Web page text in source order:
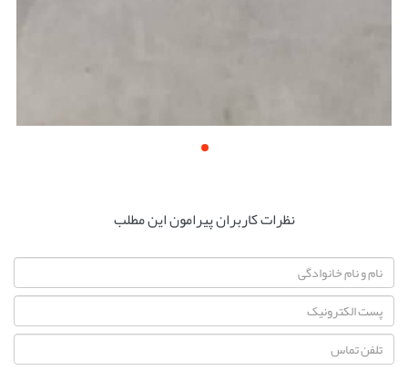
نظرات کاربران پیرامون این مطلب